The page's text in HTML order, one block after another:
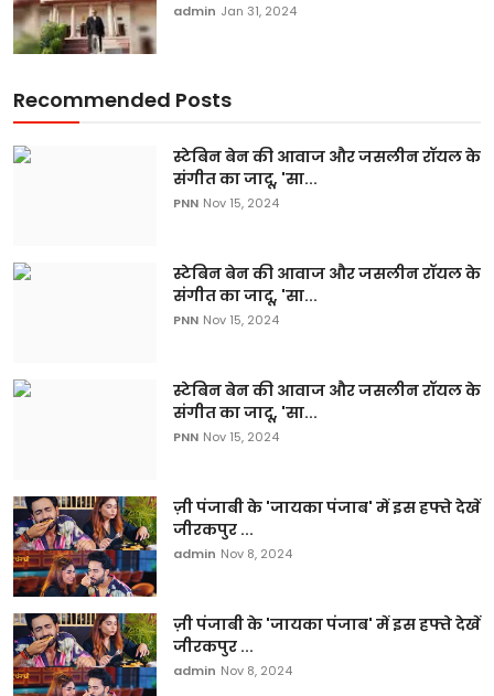
admin Jan 31, 2024
Recommended Posts
स्टेबिन बेन की आवाज और जसलीन रॉयल के
संगीत का जादू, 'सा...
PNN Nov 15, 2024
स्टेबिन बेन की आवाज और जसलीन रॉयल के
संगीत का जादू, 'सा...
PNN Nov 15, 2024
स्टेबिन बेन की आवाज और जसलीन रॉयल के
संगीत का जादू, 'सा...
PNN Nov 15, 2024
ज़ी पंजाबी के 'जायका पंजाब' में इस हफ्ते देखें
जीरकपुर ...
admin Nov 8, 2024
ज़ी पंजाबी के 'जायका पंजाब' में इस हफ्ते देखें
जीरकपुर ...
admin Nov 8, 2024